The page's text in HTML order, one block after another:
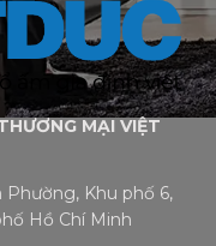
MẠI VIỆT
Phường, Khu phố 6,
Hồ Chí Minh